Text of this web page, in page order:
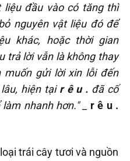
liệu đầu vào có tăng thì
nguyên vật liệu đó để
khác, hoặc thời gian
trả lời vẫn là không thay
muốn gửi lời xin lỗi đến
hiện tạir ê u . đã cố
nhanh hơn." _ r ê u .
trái cây tươi và nguồn